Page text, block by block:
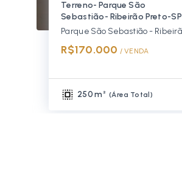
Terreno- Parque São
Sebastião- Ribeirão Preto-SP
R$170.000 / VENDA
250 m² (Área Total )